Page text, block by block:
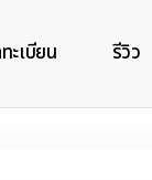
ะเบียน รีวิว